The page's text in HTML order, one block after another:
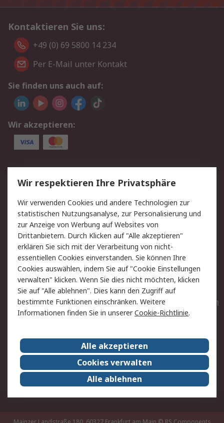
Kontaktieren Sie uns:
+49 (0) 69 5800 14 234
Per E-Mail unter Kontakt
Sie finden uns auch auf:
Wir akzeptieren:
Service
Value Added Services
Lieferlösungen
Rücksendungen
Kontakt
Hilfe
Privatkunden
Rechtliches
AGB
Datenschutz
Cookie-Richtlinie
Zahlungsbedingungen
Copyright/Impressum
Entsorgung
Elektrogeräte/Batterien
RS weltweit
Karriere bei RS
Nachhaltigkeit
Qualität/Umwelt/ZertifikatePresse-Center
Event-Center
Wir respektieren Ihre Privatsphäre
Wir verwenden Cookies und andere Technologien zur
statistischen Nutzungsanalyse, zur Personalisierung und
zur Anzeige von Werbung auf Websites von
Drittanbietern. Durch Klicken auf "Alle akzeptieren"
erklären Sie sich mit der Verarbeitung von nicht-
essentiellen Cookies einverstanden. Sie können Ihre
Cookies auswählen, indem Sie auf "Cookie Einstellungen
verwalten" klicken. Wenn Sie dies nicht möchten, klicken
Sie auf "Alle ablehnen". Dies kann den Zugriff auf
bestimmte Funktionen einschränken. Weitere
Informationen finden Sie in unsererCookie-Richtlinie.
Alle akzeptieren
Cookies verwalten
Alle ablehnen